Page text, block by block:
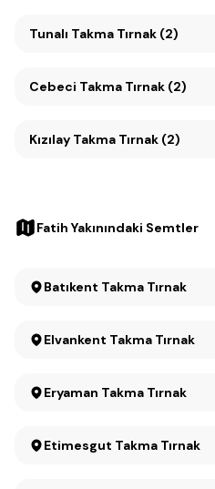
Tunalı Takma Tırnak (2)
Cebeci Takma Tırnak (2)
Kızılay Takma Tırnak (2)
Fatih Yakınındaki Semtler
Batıkent Takma Tırnak
Elvankent Takma Tırnak
Eryaman Takma Tırnak
Etimesgut Takma Tırnak